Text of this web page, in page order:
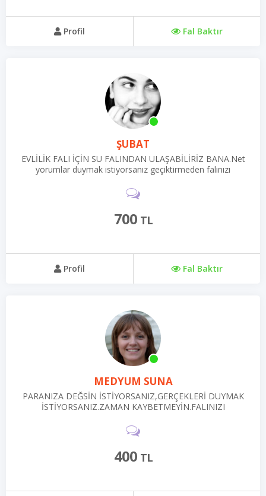
Profil Fal Baktır
ŞUBAT
EVLİLİK FALI İÇİN SU FALINDAN ULAŞABİLİRİZ BANA.Net
yorumlar duymak istiyorsanız geçiktirmeden falınızı
700 TL
Profil Fal Baktır
MEDYUM SUNA
PARANIZA DEĞSİN İSTİYORSANIZ,GERÇEKLERİ DUYMAK
İSTİYORSANIZ.ZAMAN KAYBETMEYİN.FALINIZI
400 TL